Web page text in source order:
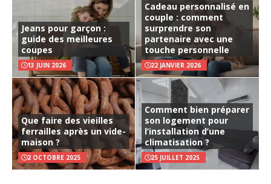
Jeans pour garçon :
guide des meilleures
coupes
13 JUIN 2026
Cadeau personnalisé en
couple : comment
surprendre son
partenaire avec une
touche personnelle
22 JANVIER 2026
Que faire des vieilles
ferrailles après un vide-
maison ?
2 OCTOBRE 2025
Comment bien préparer
son logement pour
l’installation d’une
climatisation ?
25 JUILLET 2025